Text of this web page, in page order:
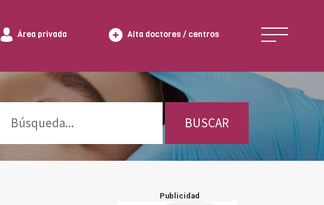
Área privada Alta doctores / centros
BUSCAR
Publicidad